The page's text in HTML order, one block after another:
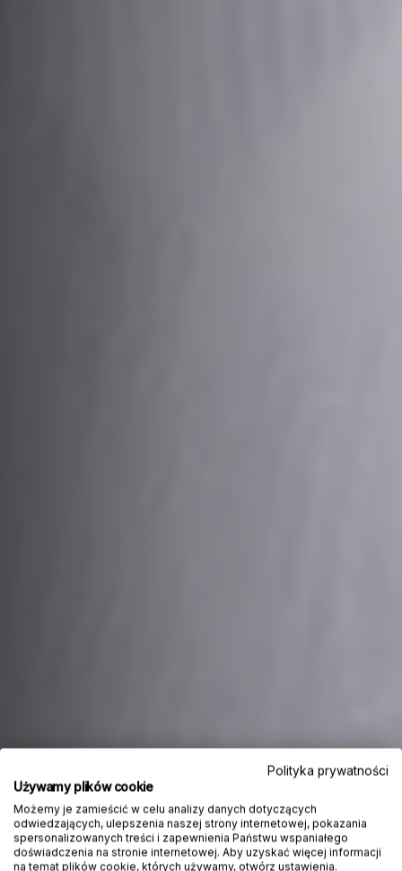
Polityka prywatności
Używamy plików cookie
Możemy je zamieścić w celu analizy danych dotyczących
odwiedzających, ulepszenia naszej strony internetowej, pokazania
spersonalizowanych treści i zapewnienia Państwu wspaniałego
doświadczenia na stronie internetowej. Aby uzyskać więcej informacji
na temat plików cookie, których używamy, otwórz ustawienia.